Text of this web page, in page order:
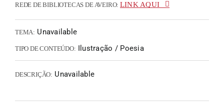
REDE DE BIBLIOTECAS DE AVEIRO: LINK AQUI
TEMA: Unavailable
TIPO DE CONTEÚDO: Ilustração / Poesia
DESCRIÇÃO: Unavailable